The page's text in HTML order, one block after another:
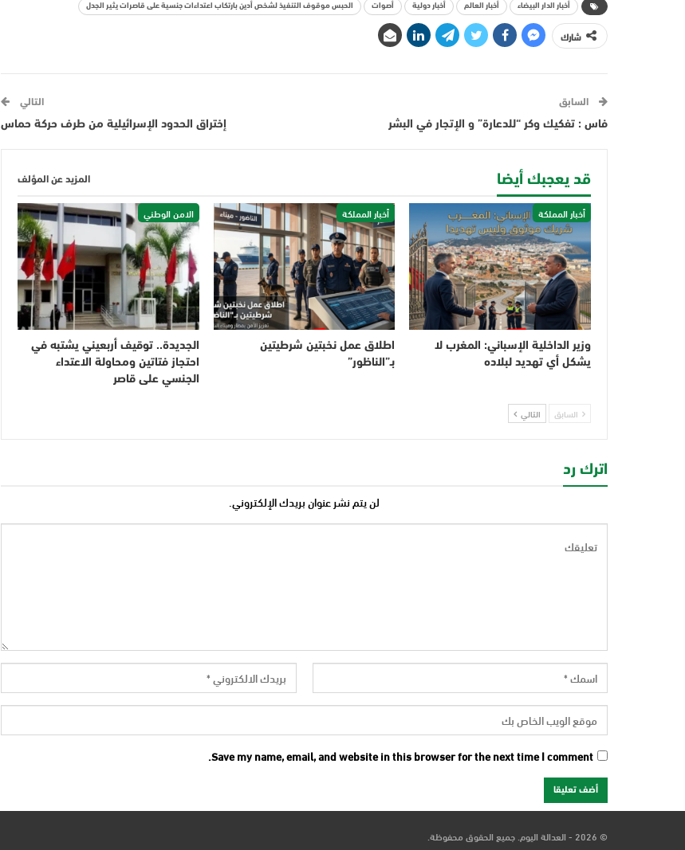
أخبار الدار البيضاء أخبار العالم أخبار دولية أصوات الحبس موقوف التنفيذ لشخص أدين بارتكاب اعتداءات جنسية على قاصرات يثير الجدل
شارك
السابق
فاس : تفكيك وكر “للدعارة” و الإتجار في البشر
التالي
إختراق الحدود الإسرائيلية من طرف حركة حماس
قد يعجبك أيضا المزيد عن المؤلف
أخبار المملكة
وزير الداخلية الإسباني: المغرب لا
يشكل أي تهديد لبلاده
أخبار المملكة
اطلاق عمل نخبتين شرطيتين
بـ”الناظور”
الامن الوطني
الجديدة.. توقيف أربعيني يشتبه في
احتجاز فتاتين ومحاولة الاعتداء
الجنسي على قاصر
السابق التالي
اترك رد
لن يتم نشر عنوان بريدك الإلكتروني.
Save my name, email, and website in this browser for the next time I comment.
© 2026 - العدالة اليوم. جميع الحقوق محفوظة.